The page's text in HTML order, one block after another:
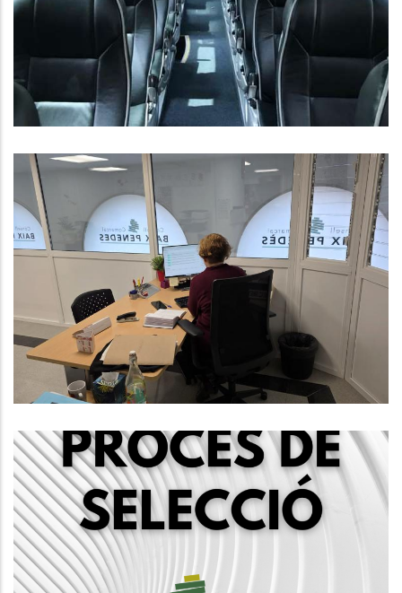
Mobilitat Del Consell Comarcal
Educació
Subvenció De La Diputació De
Tarragona Per A Finançar Els
Programes D'assistències I
Serveis, Mobilitat Als Ajuntaments.
OFERTA LABORAL
P. econòmica